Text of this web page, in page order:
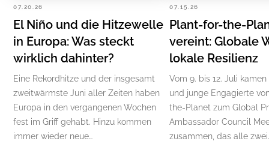
07.20.26
El Niño und die Hitzewelle
in Europa: Was steckt
wirklich dahinter?
Eine Rekordhitze und der insgesamt
zweitwärmste Juni aller Zeiten haben
Europa in den vergangenen Wochen
fest im Griff gehabt. Hinzu kommen
immer wieder neue…
07.15.26
Plant-for-the-
vereint: Globale
lokale Resilienz
Vom 9. bis 12. Juli
und junge Engagierte
the-Planet zum Global
Ambassador Council
zusammen, das alle